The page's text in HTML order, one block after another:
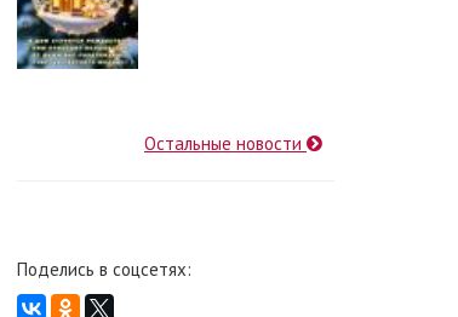
Остальные новости
Поделись в соцсетях: